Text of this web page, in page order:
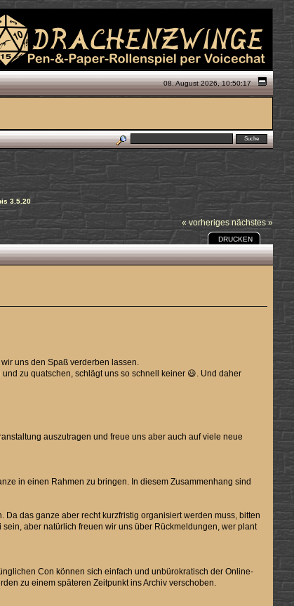
08. August 2026, 10:50:17
3.5.20
« vorheriges nächstes »
DRUCKEN
uns den Spaß verderben lassen.
zu quatschen, schlägt uns so schnell keiner 😃. Und daher
auszutragen und freue uns aber auch auf viele neue
in einen Rahmen zu bringen. In diesem Zusammenhang sind
das ganze aber recht kurzfristig organisiert werden muss, bitten
aber natürlich freuen wir uns über Rückmeldungen, wer plant
Con können sich einfach und unbürokratisch der Online-
zu einem späteren Zeitpunkt ins Archiv verschoben.